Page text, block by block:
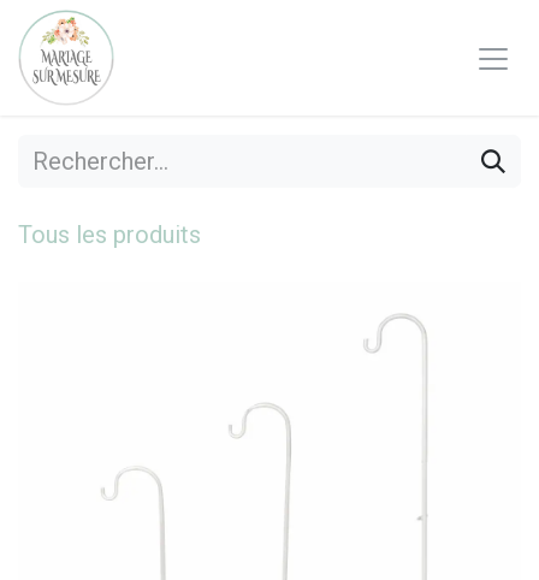
Se rendre au contenu
Tous les produits